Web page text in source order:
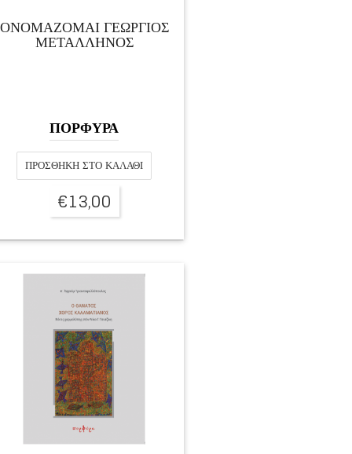
ΟΝΟΜΑΖΟΜΑΙ ΓΕΩΡΓΙΟΣ
ΜΕΤΑΛΛΗΝΟΣ
ΠΟΡΦΥΡΑ
ΠΡΟΣΘΉΚΗ ΣΤΟ ΚΑΛΆΘΙ
€13,00